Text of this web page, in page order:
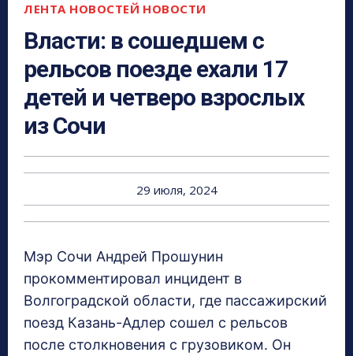
ЛЕНТА НОВОСТЕЙ НОВОСТИ
Власти: в сошедшем с
рельсов поезде ехали 17
детей и четверо взрослых
из Сочи
29 июля, 2024
Мэр Сочи Андрей Прошунин
прокомментировал инцидент в
Волгоградской области, где пассажирский
поезд Казань-Адлер сошел с рельсов
после столкновения с грузовиком. Он